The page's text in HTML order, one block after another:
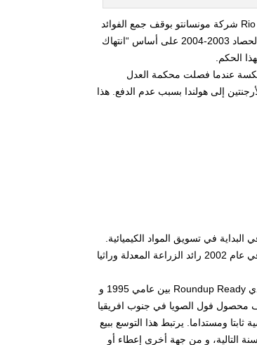
أدان جيوفاني كونتي في 4 نيسان 2012 ، قاضي محكمة ولاية ريو غراندي دو سول Rio Grande do Sul شركة مونسانتو بوقف جمع الفوائد
على فول الصويا المعدلة وراثيا. يشمل هذا القرار أيضا تسديد تكاليف الرخصة المدفوعة منذ موسم الحصاد 2003-2004 على أساس “انتهاك
نكسة عندما فصلت محكمة العدل
الأرجنتين إلى هولندا بسبب عدم الدفع. هذا
جون فرانسيس كوين في الولايات المتحدة عام 1901 متخصصة في البداية في تسويق المواد الكيميائية.
منذ بداية الثمانينات، تحصلت على أول نبتات معدلة بعد العديد من الأبحاث الجينية. أصبحت الشركة في عام 2002 رائد الزراعة المعدلة وراثيا
أدى تسويق بطاطس نيو ليف NewLeaf ، ذرة يالد غارد YieldGard، سلجم و فول صويا راونداب رايدي Roundup Ready بين عامي 1995 و
عام 2001، استفادت مونسانتو من ضعف محصول فول الصويا في جنوب افريقيا
ومستداما. يرتبط هذا التوسع ببيع
التالية، و من جهة أخرى إعطاء أو